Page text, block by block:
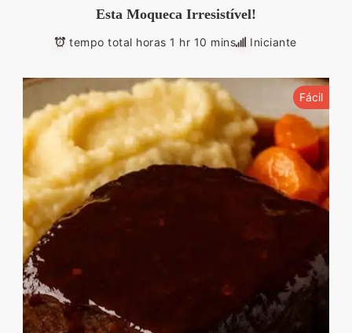
Esta Moqueca Irresistível!
tempo total horas 1 hr 10 mins Iniciante
Fácil